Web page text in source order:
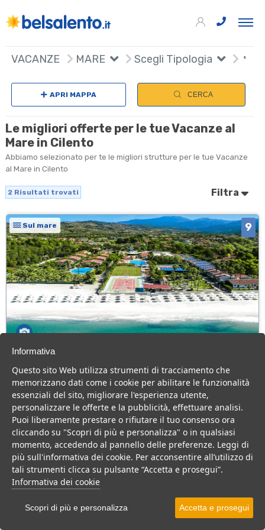
VACANZE MARE Scegli Tipologia
APRI MAPPA CERCA
Le migliori offerte per le tue Vacanze al
Mare in Cilento
Abbiamo selezionato per te le migliori strutture per le tue Vacanze
al Mare in Cilento
2 Risultati trovati Filtra
Sul mare 9
Campania > Cilento > Ascea > Ascea Marina
230 Camere
Villaggio 4 stelle sul mare, ottima cucina, animazione top e tanto
divertimento per tutta la famiglia.
Villaggio Resort
VEDI SU MAPPA
+
Informativa
Questo sito Web utilizza strumenti di tracciamento che
memorizzano dati come i cookie per abilitare le funzionalità
essenziali del sito, migliorare l'esperienza utente,
personalizzare le offerte e la pubblicità, effettuare analisi.
Puoi liberamente prestare o rifiutare il tuo consenso ora
cliccando su "Scopri di più e personalizza" o in qualsiasi
momento, accedendo al pannello delle preferenze. Leggi di
più sull'informativa dei cookie. Per acconsentire all’utilizzo di
tali strumenti clicca su pulsante “Accetta e prosegui”.
Informativa dei cookie
Scopri di più e personalizza Accetta e prosegui